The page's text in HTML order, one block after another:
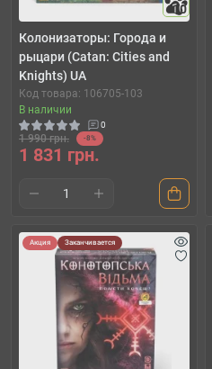
10
Колонизаторы: Города и
рыцари (Catan: Cities and
Knights) UA
Код товара: 106705-103
В наличии
0
1 990 грн. -8%
1 831 грн.
Акция Заканчивается